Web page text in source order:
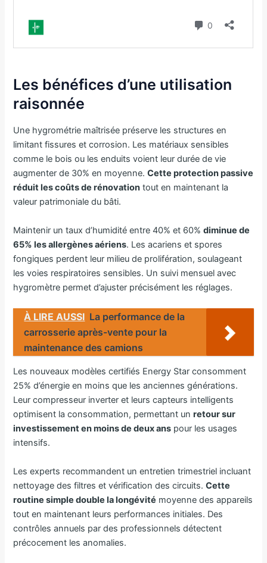
Les bénéfices d’une utilisation
raisonnée
Une hygrométrie maîtrisée préserve les structures en
limitant fissures et corrosion. Les matériaux sensibles
comme le bois ou les enduits voient leur durée de vie
augmenter de 30% en moyenne.Cette protection passive
réduit les coûts de rénovation tout en maintenant la
valeur patrimoniale du bâti.
Maintenir un taux d’humidité entre 40% et 60%diminue de
65% les allergènes aériens. Les acariens et spores
fongiques perdent leur milieu de prolifération, soulageant
les voies respiratoires sensibles. Un suivi mensuel avec
hygromètre permet d’ajuster précisément les réglages.
À LIRE AUSSI La performance de la
carrosserie après-vente pour la
maintenance des camions
Les nouveaux modèles certifiés Energy Star consomment
25% d’énergie en moins que les anciennes générations.
Leur compresseur inverter et leurs capteurs intelligents
optimisent la consommation, permettant unretour sur
investissement en moins de deux ans pour les usages
intensifs.
Les experts recommandent un entretien trimestriel incluant
nettoyage des filtres et vérification des circuits.Cette
routine simple double la longévité moyenne des appareils
tout en maintenant leurs performances initiales. Des
contrôles annuels par des professionnels détectent
précocement les anomalies.